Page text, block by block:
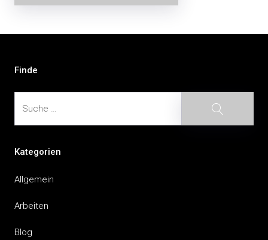
Finde
Suche
Kategorien
Allgemein
Arbeiten
Blog